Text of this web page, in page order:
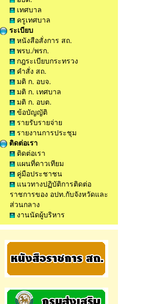
เทศบาล
ครูเทศบาล
ระเบียบ
หนังสือสั่งการ สถ.
พรบ./พรก.
กฎระเบียบกระทรวง
คำสั่ง สถ.
มติ ก. อบจ.
มติ ก. เทศบาล
มติ ก. อบต.
ข้อบัญญัติ
รายรับรายจ่าย
รายงานการประชุม
ติดต่อเรา
ติดต่อเรา
แผนที่ดาวเทียม
คู่มือประชาชน
แนวทางปฏิบัติการติดต่อ
ราชการของ อปท.กับจังหวัดและ
ส่วนกลาง
งานนัดผู้บริหาร